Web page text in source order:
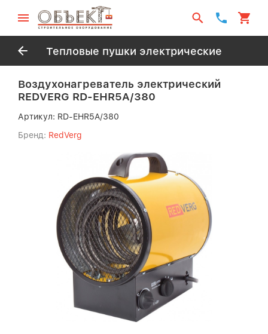
Тепловые пушки электрические
Воздухонагреватель электрический
REDVERG RD-EHR5A/380
Артикул: RD-EHR5A/380
Бренд: RedVerg